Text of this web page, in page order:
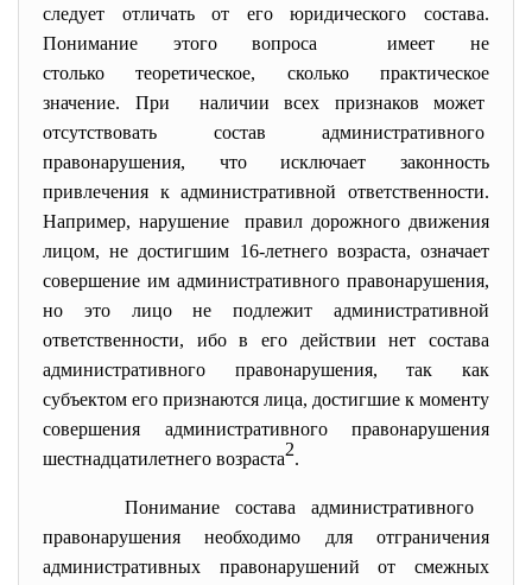
следует отличать от его юридического состава.
Понимание этого вопроса имеет не
столько теоретическое, сколько практическое
значение. При наличии всех признаков может
отсутствовать состав административного
правонарушения, что исключает законность
привлечения к административной ответственности.
Например, нарушение правил дорожного движения
лицом, не достигшим 16-летнего возраста, означает
совершение им административного правонарушения,
но это лицо не подлежит административной
ответственности, ибо в его действии нет состава
административного правонарушения, так как
субъектом его признаются лица, достигшие к моменту
совершения административного правонарушения
шестнадцатилетнего возраста2.
Понимание состава административного
правонарушения необходимо для отграничения
административных правонарушений от смежных